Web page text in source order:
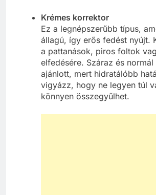
Krémes korrektor
Ez a legnépszerűbb típus,
állagú, így erős fedést nyújt.
a pattanások, piros foltok
elfedésére. Száraz és
ajánlott, mert hidratálóbb
vigyázz, hogy ne legyen túl
könnyen összegyűlhet.